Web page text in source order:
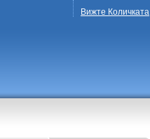
Вижте Количката